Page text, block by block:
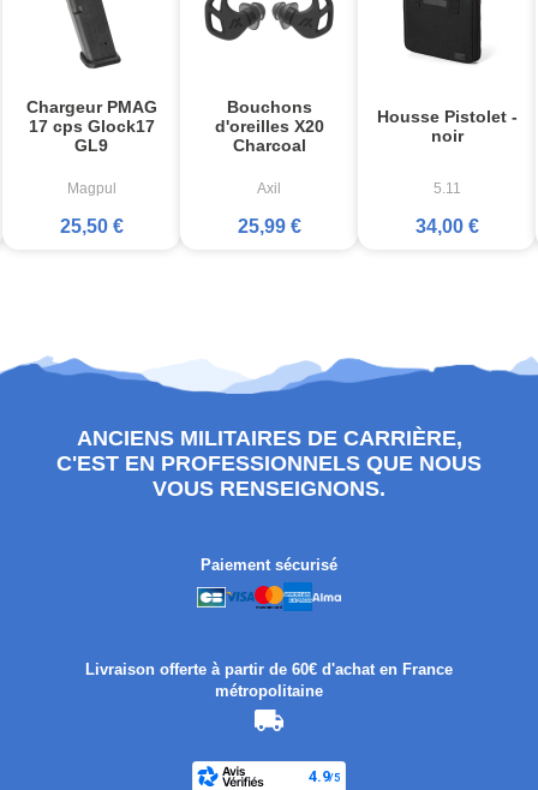
Chargeur PMAG
17 cps Glock17
GL9
Magpul
25,50 €
Bouchons
d'oreilles X20
Charcoal
Axil
25,99 €
Housse Pistolet -
noir
5.11
34,00 €
ANCIENS MILITAIRES DE CARRIÈRE,
C'EST EN PROFESSIONNELS QUE NOUS
VOUS RENSEIGNONS.
Paiement sécurisé
Livraison offerte à partir de 60€ d'achat en France
métropolitaine